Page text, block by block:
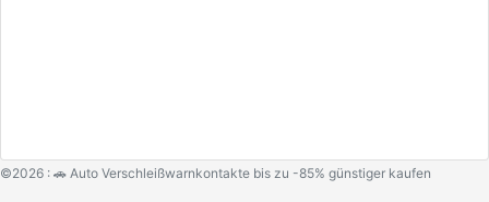
©2026 : 🚗 Auto Verschleißwarnkontakte bis zu -85% günstiger kaufen